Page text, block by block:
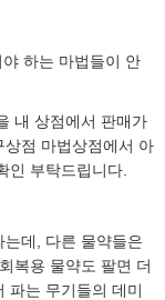
하는 마법들이 안
내 상점에서 판매가
점 마법상점에서 아
인 부탁드립니다.
데, 다른 물약들은
복용 물약도 팔면 더
파는 무기들의 데미